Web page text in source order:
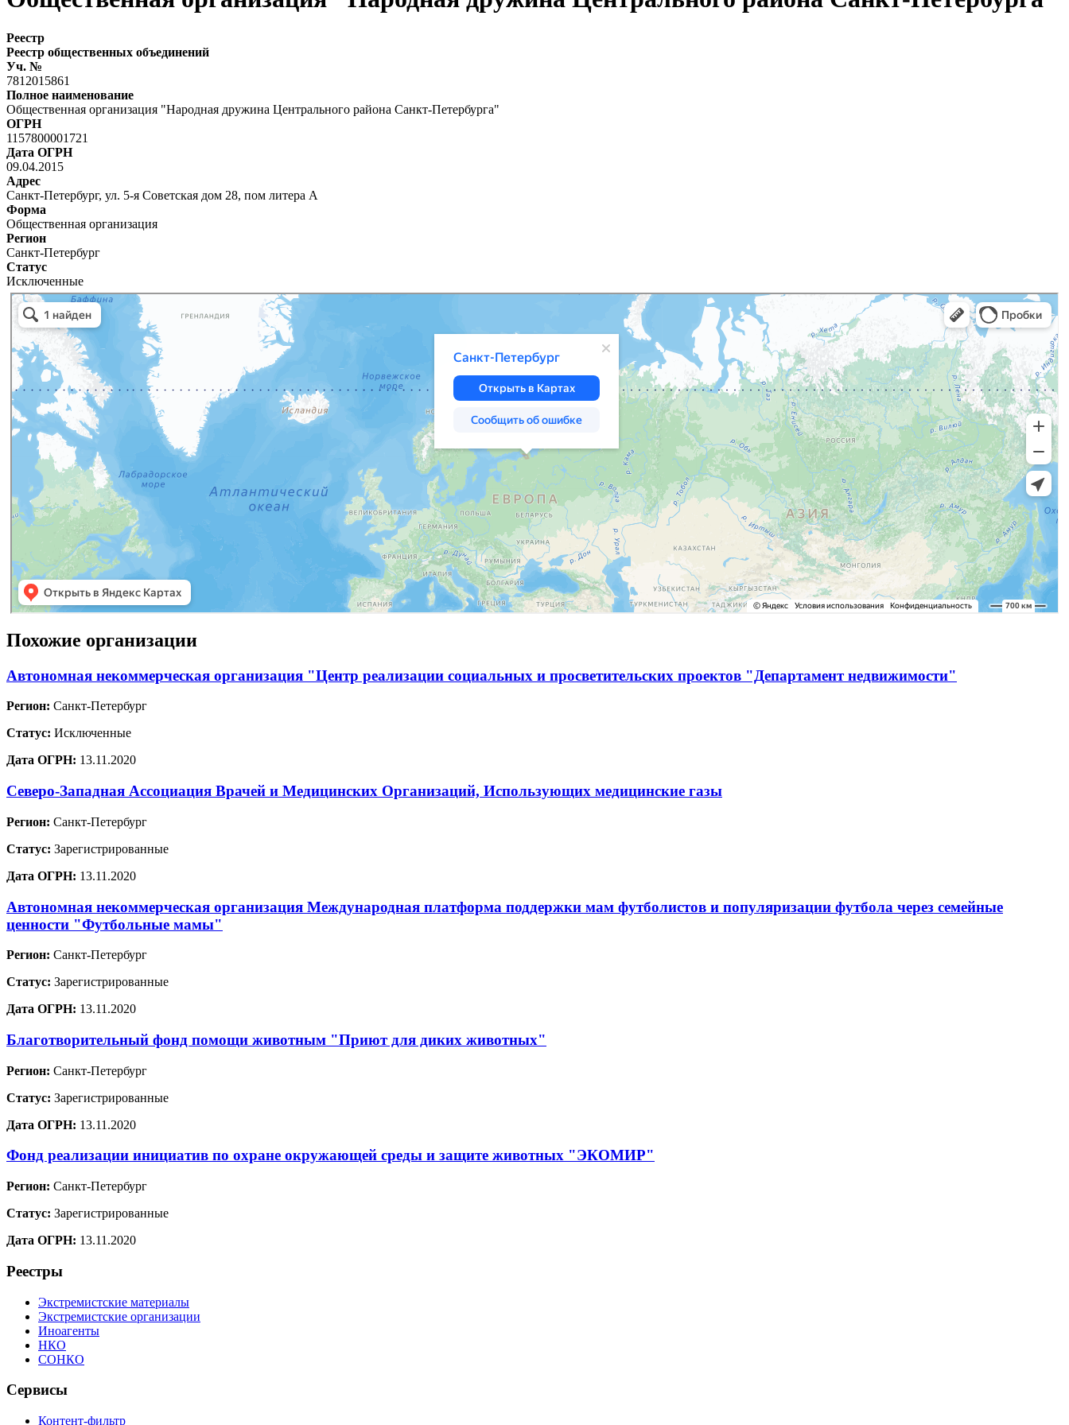
Реестр
Реестр общественных объединений
Уч. №
7812015861
Полное наименование
Общественная организация "Народная дружина Центрального района Санкт-Петербурга"
ОГРН
1157800001721
Дата ОГРН
09.04.2015
Адрес
Санкт-Петербург, ул. 5-я Советская дом 28, пом литера А
Форма
Общественная организация
Регион
Санкт-Петербург
Статус
Исключенные
Похожие организации
Автономная некоммерческая организация "Центр реализации социальных и просветительских проектов "Департамент недвижимости"
Регион: Санкт-Петербург
Статус: Исключенные
Дата ОГРН: 13.11.2020
Северо-Западная Ассоциация Врачей и Медицинских Организаций, Использующих медицинские газы
Регион: Санкт-Петербург
Статус: Зарегистрированные
Дата ОГРН: 13.11.2020
Автономная некоммерческая организация Международная платформа поддержки мам футболистов и популяризации футбола через семейные
ценности "Футбольные мамы"
Регион: Санкт-Петербург
Статус: Зарегистрированные
Дата ОГРН: 13.11.2020
Благотворительный фонд помощи животным "Приют для диких животных"
Регион: Санкт-Петербург
Статус: Зарегистрированные
Дата ОГРН: 13.11.2020
Фонд реализации инициатив по охране окружающей среды и защите животных "ЭКОМИР"
Регион: Санкт-Петербург
Статус: Зарегистрированные
Дата ОГРН: 13.11.2020
Реестры
Экстремистские материалы
Экстремистские организации
Иноагенты
НКО
СОНКО
Сервисы
Контент-фильтр